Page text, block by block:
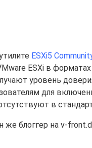
ESXi5
ESXi в
уровень
для
в
же блоггер на v-